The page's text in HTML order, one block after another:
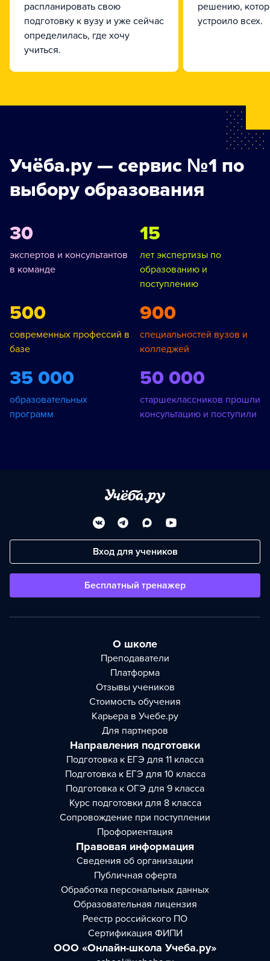
распланировать свою
подготовку к вузу и уже сейчас
определилась, где хочу
учиться.
решению,
устроило всех.
Учёба.ру — сервис №1 по
выбору образования
30
экспертов и консультантов
в команде
15
лет экспертизы по
образованию и
поступлению
500
современных профессий в
базе
900
специальностей вузов и
колледжей
35 000
образовательных
программ
50 000
старшеклассников прошли
консультацию и поступили
Вход для учеников
Бесплатный тренажер
О школе
Преподаватели
Платформа
Отзывы учеников
Стоимость обучения
Карьера в Учебе.ру
Для партнеров
Направления подготовки
Подготовка к ЕГЭ для 11 класса
Подготовка к ЕГЭ для 10 класса
Подготовка к ОГЭ для 9 класса
Курс подготовки для 8 класса
Сопровождение при поступлении
Профориентация
Правовая информация
Сведения об организации
Публичная оферта
Обработка персональных данных
Образовательная лицензия
Реестр российского ПО
Сертификация ФИПИ
ООО «Онлайн-школа Учеба.ру»